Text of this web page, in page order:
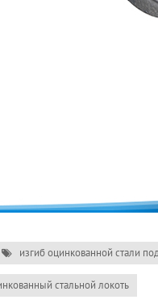
изгиб оцинкованной стали
стальной локоть